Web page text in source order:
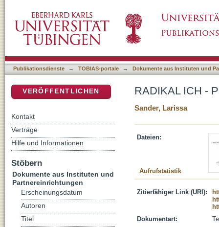
Publikationsdienste → TOBIAS-portale → Dokumente aus Instituten und
RADIKAL ICH -
Sander, Larissa
Dateien:
Aufrufstatistik
Zitierfähiger Link (URI):
Dokumentart:
VERÖFFENTLICHEN
Kontakt
Verträge
Hilfe und Informationen
Stöbern
Dokumente aus Instituten und
Partnereinrichtungen
Erscheinungsdatum
Autoren
Titel